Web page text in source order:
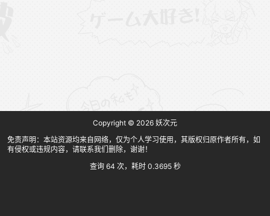
Copyright © 2026 妖次元
免责声明：本站资源均来自网络，仅为个人学习使用，其版权归原作者所有，如
有侵权或违规内容，请联系我们删除，谢谢！
查询 64 次，耗时 0.3695 秒